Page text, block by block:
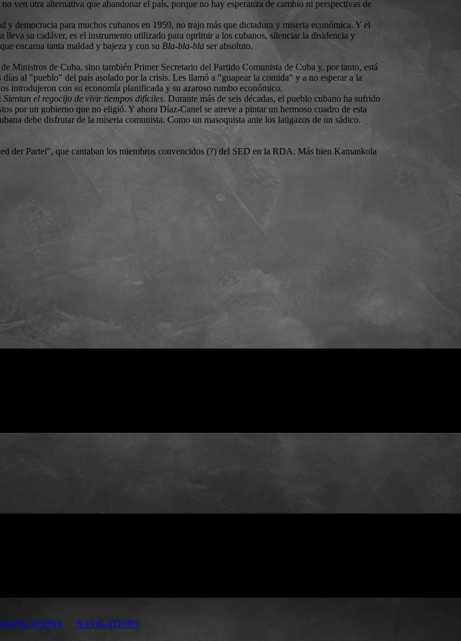
ven otra alternativa que abandonar el país, porque no hay esperanza de cambio ni perspectivas de
democracia para muchos cubanos en 1959, no trajo más que dictadura y miseria económica. Y el
su cadáver, es el instrumento utilizado para oprimir a los cubanos, silenciar la disidencia y
encarna tanta maldad y bajeza y con su Bla-bla-bla ser absoluto.
Ministros de Cuba, sino también Primer Secretario del Partido Comunista de Cuba y, por tanto, está
al "pueblo" del país asolado por la crisis. Les llamó a "guapear la comida" y a no esperar a la
introdujeron con su economía planificada y su azaroso rumbo económico.
Sientan el regocijo de vivir tiempos difíciles. Durante más de seis décadas, el pueblo cubano ha sufrido
por un gobierno que no eligió. Y ahora Díaz-Canel se atreve a pintar un hermoso cuadro de esta
debe disfrutar de la miseria comunista. Como un masoquista ante los latigazos de un sádico.
der Partei", que cantaban los miembros convencidos (?) del SED en la RDA. Más bien Kamankola
NAVIGATION5